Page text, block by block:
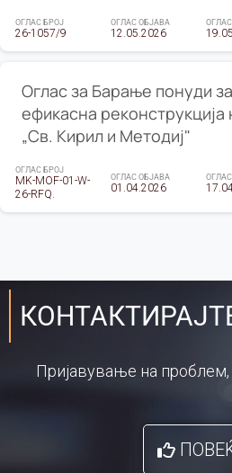
ОГЛАС БРОЈ
26-1057/9
ОГЛАС ОБЈАВА
12.05.2026
Оглас за Барање понуди
ефикасна реконструкција
„Св. Кирил и Методиј"
ОГЛАС БРОЈ
MK-MOF-01-W-
26-RFQ.
ОГЛАС ОБЈАВА
01.04.2026
Пријавување на